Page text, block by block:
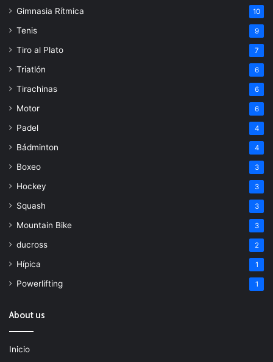
Gimnasia Rítmica 10
Tenis 9
Tiro al Plato 7
Triatlón 6
Tirachinas 6
Motor 6
Padel 4
Bádminton 4
Boxeo 3
Hockey 3
Squash 3
Mountain Bike 3
ducross 2
Hípica 1
Powerlifting 1
About us
Inicio